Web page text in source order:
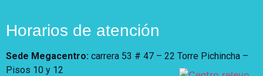
Horarios de atención
Sede Megacentro: carrera 53 # 47 – 22 Torre Pichincha –
Pisos 10 y 12